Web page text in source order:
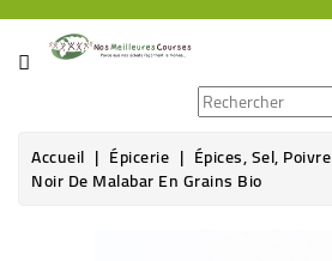
CATÉGORIE
ÉPICERIE
Accueil Épicerie Épices, Sel, Poivre
Noir De Malabar En Grains Bio